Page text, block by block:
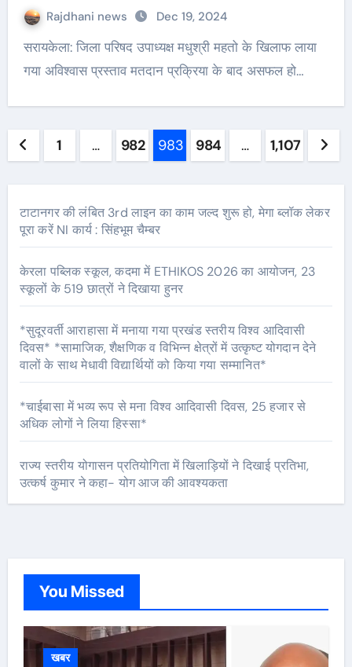
Rajdhani news Dec 19, 2024
सरायकेला: जिला परिषद उपाध्यक्ष मधुश्री महतो के खिलाफ लाया
गया अविश्वास प्रस्ताव मतदान प्रक्रिया के बाद असफल हो…
Posts
1 … 982 983 984 … 1,107
टाटानगर की लंबित 3rd लाइन का काम जल्द शुरू हो, मेगा ब्लॉक लेकर
पूरा करें NI कार्य : सिंहभूम चैम्बर
केरला पब्लिक स्कूल, कदमा में ETHIKOS 2026 का आयोजन, 23
स्कूलों के 519 छात्रों ने दिखाया हुनर
*सुदूरवर्ती आराहासा में मनाया गया प्रखंड स्तरीय विश्व आदिवासी
दिवस* *सामाजिक, शैक्षणिक व विभिन्न क्षेत्रों में उत्कृष्ट योगदान देने
वालों के साथ मेधावी विद्यार्थियों को किया गया सम्मानित*
*चाईबासा में भव्य रूप से मना विश्व आदिवासी दिवस, 25 हजार से
अधिक लोगों ने लिया हिस्सा*
राज्य स्तरीय योगासन प्रतियोगिता में खिलाड़ियों ने दिखाई प्रतिभा,
उत्कर्ष कुमार ने कहा- योग आज की आवश्यकता
You Missed
खबर